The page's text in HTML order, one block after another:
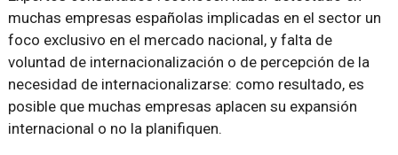
muchas empresas españolas implicadas en el sector un
foco exclusivo en el mercado nacional, y falta de
voluntad de internacionalización o de percepción de la
necesidad de internacionalizarse: como resultado, es
posible que muchas empresas aplacen su expansión
internacional o no la planifiquen.